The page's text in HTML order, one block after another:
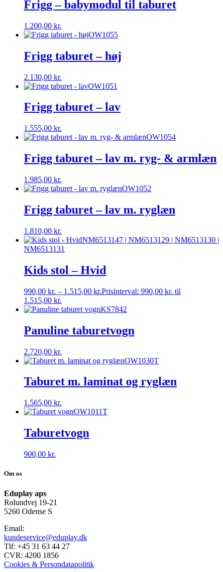
Frigg – babymodul til taburet
1.200,00 kr.
OW1055
Frigg taburet – høj
2.130,00 kr.
OW1051
Frigg taburet – lav
1.555,00 kr.
OW1054
Frigg taburet – lav m. ryg- & armlæn
1.985,00 kr.
OW1052
Frigg taburet – lav m. ryglæn
1.810,00 kr.
NM6513147 | NM6513129 | NM6513130 |
NM6513131
Kids stol – Hvid
990,00 kr. – 1.515,00 kr.Prisinterval: 990,00 kr. til
1.515,00 kr.
KS7842
Panuline taburetvogn
2.720,00 kr.
OW1030T
Taburet m. laminat og ryglæn
1.565,00 kr.
OW1011T
Taburetvogn
900,00 kr.
Om os
Eduplay aps
Rolundvej 19-21
5260 Odense S
Email:
kundeservice@eduplay.dk
Tlf: +45 31 63 44 27
CVR: 4200 1856
Cookies & Persondatapolitik